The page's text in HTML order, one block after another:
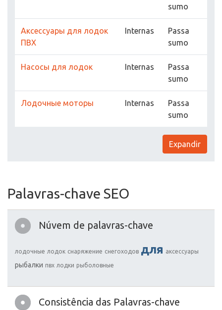
sumo
Аксессуары для лодок
ПВХ
Internas
Passa
sumo
Насосы для лодок Internas
Passa
sumo
Лодочные моторы Internas
Passa
sumo
Expandir
Palavras-chave SEO
Núvem de palavras-chave
лодочные лодок снаряжение снегоходов для аксессуары
рыбалки пвх лодки рыболовные
Consistência das Palavras-chave